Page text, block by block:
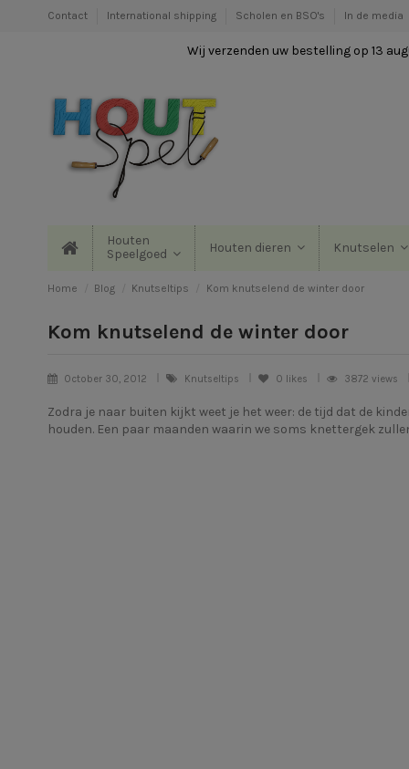
Contact International shipping Scholen en BSO's In de media
Wij verzenden uw bestelling op 13
Houten
Speelgoed
Houten dieren Knutselen
Home Blog Knutseltips Kom knutselend de winter door
Kom knutselend de winter door
October 30, 2012 Knutseltips 0 likes 3872 views
Zodra je naar buiten kijkt weet je het weer: de tijd dat de
houden. Een paar maanden waarin we soms knettergek